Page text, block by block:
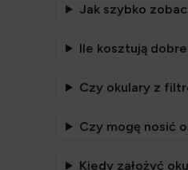
Jak szybko
Ile kosztują
Czy okulary z
Czy mogę nosić
Kiedy założyć